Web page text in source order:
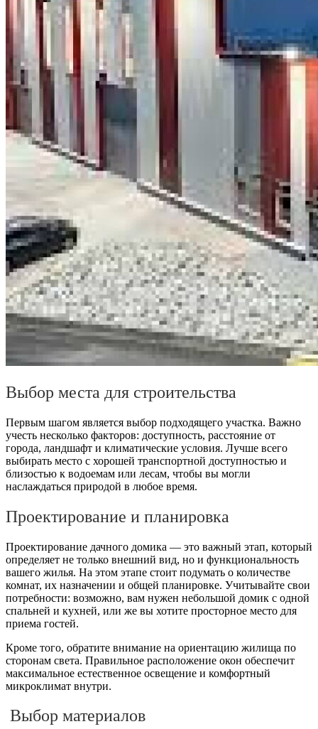
Выбор места для строительства
Первым шагом является выбор подходящего участка. Важно
учесть несколько факторов: доступность, расстояние от
города, ландшафт и климатические условия. Лучше всего
выбирать место с хорошей транспортной доступностью и
близостью к водоемам или лесам, чтобы вы могли
наслаждаться природой в любое время.
Проектирование и планировка
Проектирование дачного домика — это важный этап, который
определяет не только внешний вид, но и функциональность
вашего жилья. На этом этапе стоит подумать о количестве
комнат, их назначении и общей планировке. Учитывайте свои
потребности: возможно, вам нужен небольшой домик с одной
спальней и кухней, или же вы хотите просторное место для
приема гостей.
Кроме того, обратите внимание на ориентацию жилища по
сторонам света. Правильное расположение окон обеспечит
максимальное естественное освещение и комфортный
микроклимат внутри.
Выбор материалов